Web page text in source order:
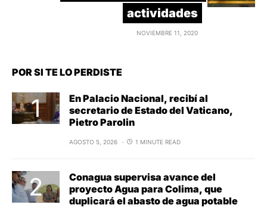
actividades
NOVIEMBRE 11, 2020
POR SI TE LO PERDISTE
En Palacio Nacional, recibí al
secretario de Estado del Vaticano,
Pietro Parolin
AGOSTO 5, 2026 1 MINUTE READ
Conagua supervisa avance del
proyecto Agua para Colima, que
duplicará el abasto de agua potable